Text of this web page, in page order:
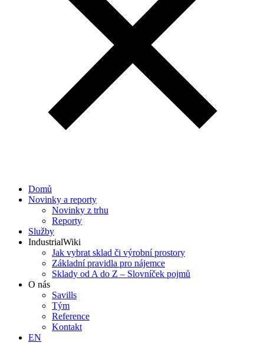
Domů
Novinky a reporty
Novinky z trhu
Reporty
Služby
IndustrialWiki
Jak vybrat sklad či výrobní prostory
Základní pravidla pro nájemce
Sklady od A do Z – Slovníček pojmů
O nás
Savills
Tým
Reference
Kontakt​
EN